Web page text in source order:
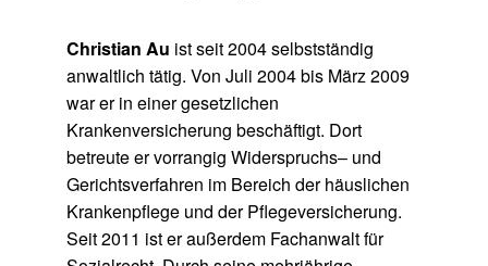
Christian Au ist seit 2004 selbstständig
anwaltlich tätig. Von Juli 2004 bis März 2009
war er in einer gesetzlichen
Krankenversicherung beschäftigt. Dort
betreute er vorrangig Widerspruchs– und
Gerichtsverfahren im Bereich der häuslichen
Krankenpflege und der Pflegeversicherung.
Seit 2011 ist er außerdem Fachanwalt für